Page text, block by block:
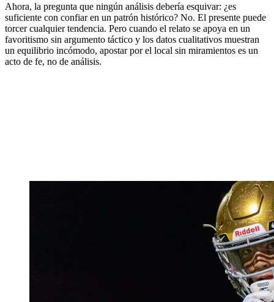
Ahora, la pregunta que ningún análisis debería esquivar: ¿es
suficiente con confiar en un patrón histórico? No. El presente puede
torcer cualquier tendencia. Pero cuando el relato se apoya en un
favoritismo sin argumento táctico y los datos cualitativos muestran
un equilibrio incómodo, apostar por el local sin miramientos es un
acto de fe, no de análisis.